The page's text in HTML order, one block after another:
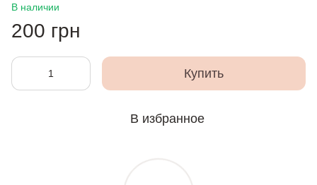
В наличии
200 грн
Купить
В избранное